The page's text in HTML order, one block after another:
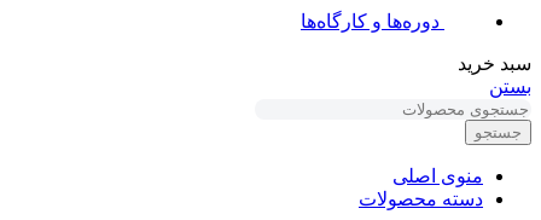
دوره‌ها و کارگاه‌ها
سبد خرید
بستن
جستجو
منوی اصلی
دسته محصولات